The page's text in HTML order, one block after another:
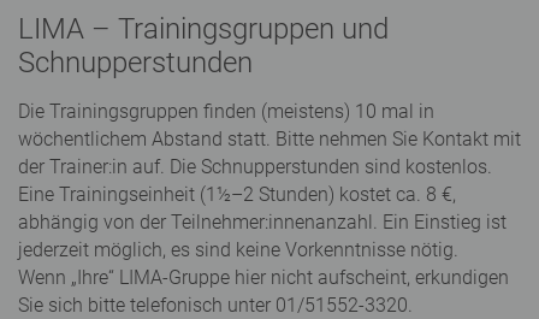
LIMA – Trainingsgruppen und
Schnupperstunden
Die Trainingsgruppen finden (meistens) 10 mal in
wöchentlichem Abstand statt. Bitte nehmen Sie Kontakt mit
der Trainer:in auf. Die Schnupperstunden sind kostenlos.
Eine Trainingseinheit (1½–2 Stunden) kostet ca. 8 €,
abhängig von der Teilnehmer:innenanzahl. Ein Einstieg ist
jederzeit möglich, es sind keine Vorkenntnisse nötig.
Wenn „Ihre“ LIMA-Gruppe hier nicht aufscheint, erkundigen
Sie sich bitte telefonisch unter 01/51552-3320.